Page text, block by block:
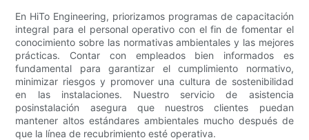
En HiTo Engineering, priorizamos programas de capacitación
integral para el personal operativo con el fin de fomentar el
conocimiento sobre las normativas ambientales y las mejores
prácticas. Contar con empleados bien informados es
fundamental para garantizar el cumplimiento normativo,
minimizar riesgos y promover una cultura de sostenibilidad
en las instalaciones. Nuestro servicio de asistencia
posinstalación asegura que nuestros clientes puedan
mantener altos estándares ambientales mucho después de
que la línea de recubrimiento esté operativa.